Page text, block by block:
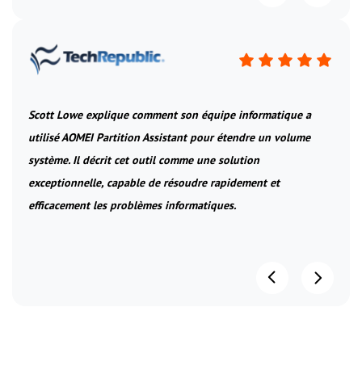
Scott Lowe explique comment son équipe informatique a
utilisé AOMEI Partition Assistant pour étendre un volume
système. Il décrit cet outil comme une solution
exceptionnelle, capable de résoudre rapidement et
efficacement les problèmes informatiques.